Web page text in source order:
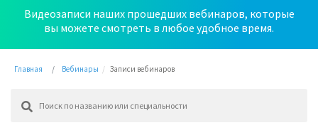
Видеозаписи наших прошедших вебинаров, которые
вы можете смотреть в любое удобное время.
Главная Вебинары Записи вебинаров